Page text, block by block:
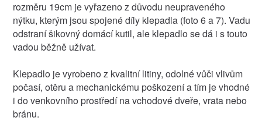
rozměru 19cm je vyřazeno z důvodu neupraveného
nýtku, kterým jsou spojené díly klepadla (foto 6 a 7). Vadu
odstraní šikovný domácí kutil, ale klepadlo se dá i s touto
vadou běžně užívat.
Klepadlo je vyrobeno z kvalitní litiny, odolné vůči vlivům
počasí, otěru a mechanickému poškození a tím je vhodné
i do venkovního prostředí na vchodové dveře, vrata nebo
bránu.